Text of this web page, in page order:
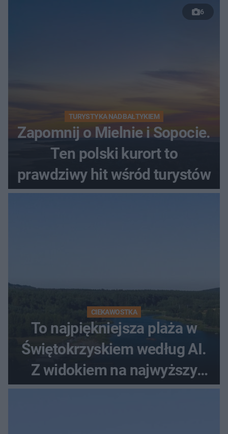
6
TURYSTYKA NAD BAŁTYKIEM
Zapomnij o Mielnie i Sopocie.
Ten polski kurort to
prawdziwy hit wśród turystów
CIEKAWOSTKA
To najpiękniejsza plaża w
Świętokrzyskiem według AI.
Z widokiem na najwyższy
szczyt Gór Świętokrzyskich